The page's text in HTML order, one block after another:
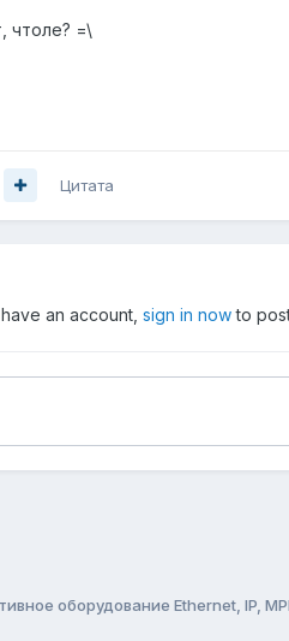
чтоле? =\
Цитата
an account, sign in nowto
оборудование Ethernet, IP,